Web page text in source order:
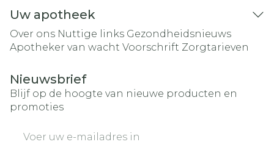
Uw apotheek
Over ons Nuttige links Gezondheidsnieuws
Apotheker van wacht Voorschrift Zorgtarieven
Nieuwsbrief
Blijf op de hoogte van nieuwe producten en
promoties